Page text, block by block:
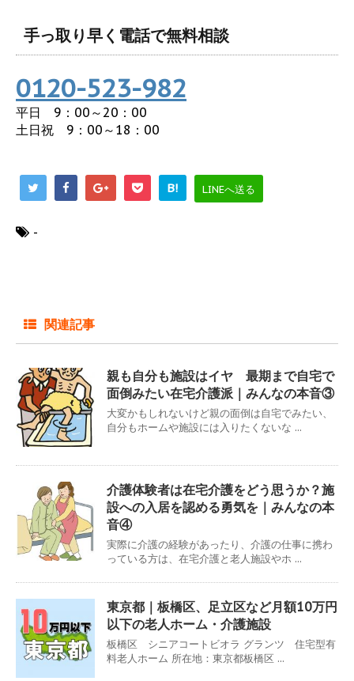
手っ取り早く電話で無料相談
0120-523-982
平日 9：00～20：00
土日祝 9：00～18：00
B! LINEへ送る
-
関連記事
親も自分も施設はイヤ 最期まで自宅で
面倒みたい在宅介護派｜みんなの本音③
大変かもしれないけど親の面倒は自宅でみたい、
自分もホームや施設には入りたくないな ...
介護体験者は在宅介護をどう思うか？施
設への入居を認める勇気を｜みんなの本
音④
実際に介護の経験があったり、介護の仕事に携わ
っている方は、在宅介護と老人施設やホ ...
東京都｜板橋区、足立区など月額10万円
以下の老人ホーム・介護施設
板橋区 シニアコートビオラ グランツ 住宅型有
料老人ホーム 所在地：東京都板橋区 ...